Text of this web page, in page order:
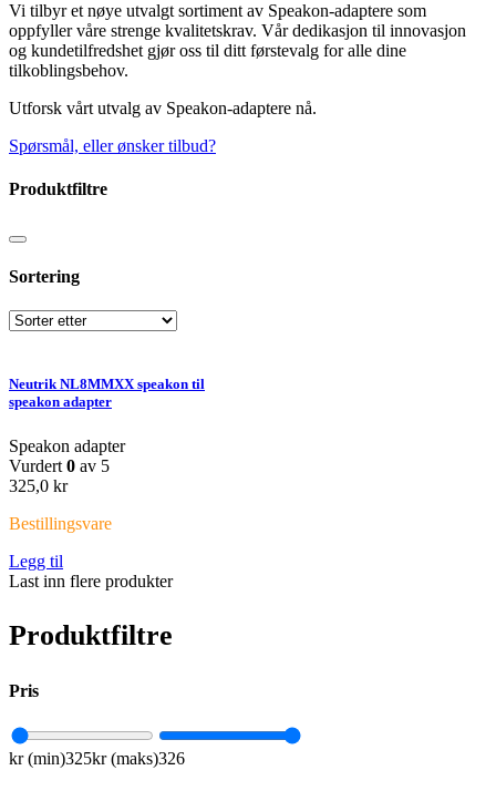
Vi tilbyr et nøye utvalgt sortiment av Speakon-adaptere som
oppfyller våre strenge kvalitetskrav. Vår dedikasjon til innovasjon
og kundetilfredshet gjør oss til ditt førstevalg for alle dine
tilkoblingsbehov.
Utforsk vårt utvalg av Speakon-adaptere nå.
Spørsmål, eller ønsker tilbud?
Produktfiltre
Sortering
Neutrik NL8MMXX speakon til
speakon adapter
Speakon adapter
Vurdert 0 av 5
325,0 kr
Bestillingsvare
Legg til
Last inn flere produkter
Produktfiltre
Pris
kr (min)325kr (maks)326